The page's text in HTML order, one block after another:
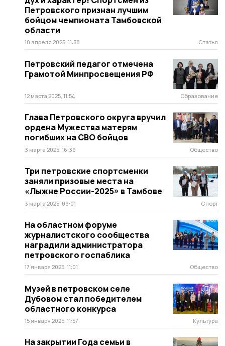
Петровского признан лучшим
бойцом чемпионата Тамбовской
области
10 апреля 2025, 11:58 Статья
Петровский педагог отмечена
Грамотой Минпросвещения РФ
12 марта 2025, 11:54 Образование
Глава Петровского округа вручил
ордена Мужества матерям
погибших на СВО бойцов
3 марта 2025, 16:39 Общество
Три петровские спортсменки
заняли призовые места на
«Лыжне России-2025» в Тамбове
3 марта 2025, 09:01 Спорт
На областном форуме
журналистского сообщества
наградили администратора
петровского госпаблика
17 января 2025, 11:01 Общество
Музей в петровском селе
Дубовом стал победителем
областного конкурса
15 января 2025, 11:57 Культура
На закрытии Года семьи в